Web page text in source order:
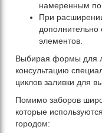
намеренным
При
дополнительно
элементов.
Выбирая формы для
консультацию
циклов заливки для
Помимо заборов
которые
городом: